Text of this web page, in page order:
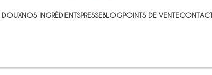
DOUXNOS INGRÉDIENTSPRESSEBLOGPOINTS DE VENTE